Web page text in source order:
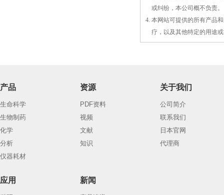
或纠纷，本公司概不负责。
4. 本网站可提供的所有产品
疗，以及其他特定的用途
产品
生命科学
生物制药
化学
分析
仪器耗材
资源
PDF资料
视频
文献
知识
关于我们
公司简介
联系我们
日本官网
代理商
应用 新闻